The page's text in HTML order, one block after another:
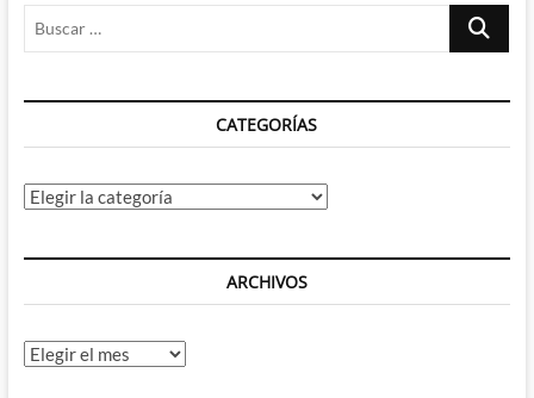
Buscar
CATEGORÍAS
Categorías
ARCHIVOS
Archivos